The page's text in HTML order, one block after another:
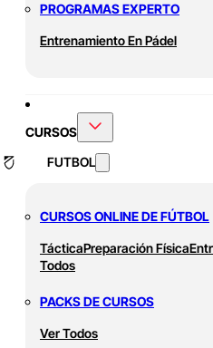
PROGRAMAS EXPERTO
Entrenamiento En Pádel
CURSOS
FUTBOL
CURSOS ONLINE DE FÚTBOL
TácticaPreparación Física
Todos
PACKS DE CURSOS
Ver Todos